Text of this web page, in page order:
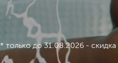
* только до 31.08.2026 -